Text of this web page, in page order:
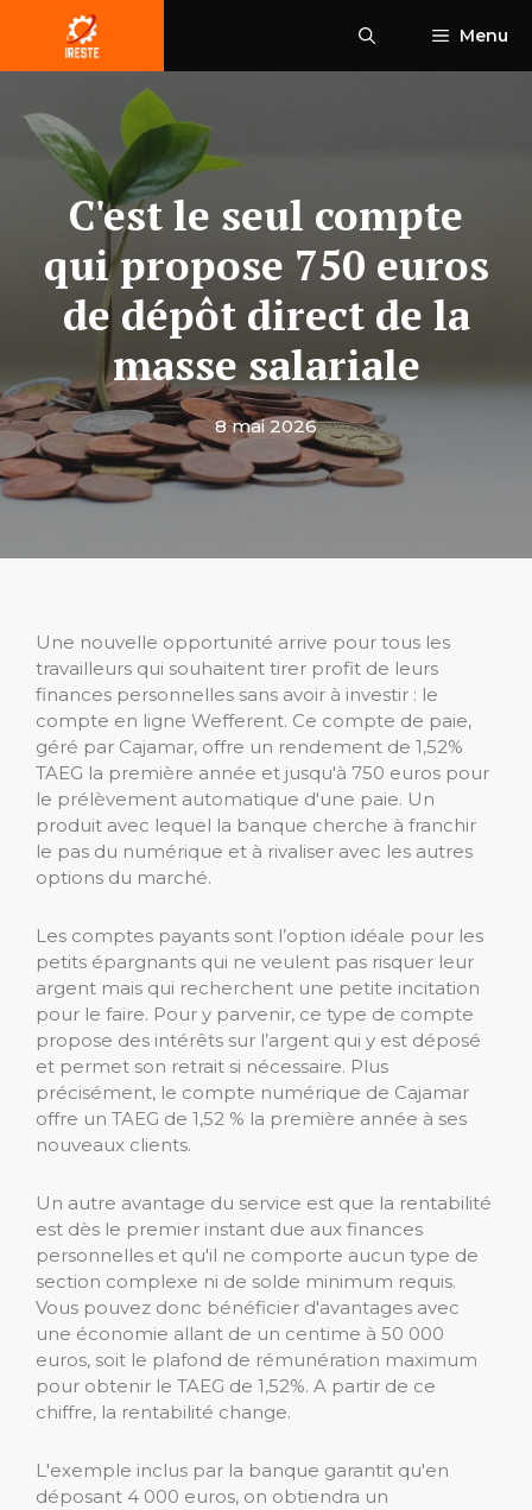
contenu
Menu
C'est le seul compte
qui propose 750 euros
de dépôt direct de la
masse salariale
8 mai 2026
Une nouvelle opportunité arrive pour tous les
travailleurs qui souhaitent tirer profit de leurs
finances personnelles sans avoir à investir : le
compte en ligne Wefferent. Ce compte de paie,
géré par Cajamar, offre un rendement de 1,52%
TAEG la première année et jusqu'à 750 euros pour
le prélèvement automatique d'une paie. Un
produit avec lequel la banque cherche à franchir
le pas du numérique et à rivaliser avec les autres
options du marché.
Les comptes payants sont l’option idéale pour les
petits épargnants qui ne veulent pas risquer leur
argent mais qui recherchent une petite incitation
pour le faire. Pour y parvenir, ce type de compte
propose des intérêts sur l’argent qui y est déposé
et permet son retrait si nécessaire. Plus
précisément, le compte numérique de Cajamar
offre un TAEG de 1,52 % la première année à ses
nouveaux clients.
Un autre avantage du service est que la rentabilité
est dès le premier instant due aux finances
personnelles et qu'il ne comporte aucun type de
section complexe ni de solde minimum requis.
Vous pouvez donc bénéficier d'avantages avec
une économie allant de un centime à 50 000
euros, soit le plafond de rémunération maximum
pour obtenir le TAEG de 1,52%. A partir de ce
chiffre, la rentabilité change.
L'exemple inclus par la banque garantit qu'en
déposant 4 000 euros, on obtiendra un